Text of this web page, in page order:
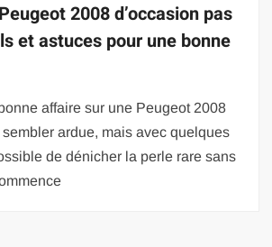
2008 d’occasion pas
et astuces pour une bonne
affaire sur une Peugeot 2008
sembler ardue, mais avec quelques
de dénicher la perle rare sans